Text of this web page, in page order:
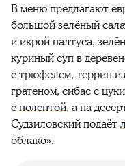
В меню предлагают
большой зелёный
и икрой палтуса,
куриный суп в
с трюфелем, террин
гратеном, сибас с
сполентой, а на
Судзиловский подаёт
облако».